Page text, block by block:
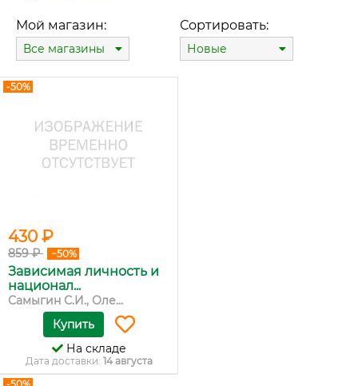
Мой магазин:
Все магазины
Сортировать:
Новые
-50%
430 ₽
859 ₽ −50%
Зависимая личность и
национал...
Самыгин С.И., Оле...
Купить
На складе
Дата доставки: 14 августа